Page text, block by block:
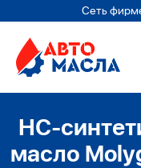
Сеть
НС-
масло